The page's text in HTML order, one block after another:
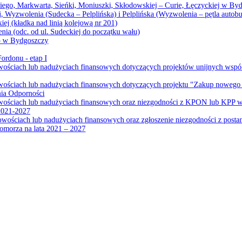
Markwarta, Sieńki, Moniuszki, Skłodowskiej – Curie, Łęczyckiej w
(Sudecka – Pelplińska) i Pelplińska (Wyzwolenia – pętla
(kładka nad linią kolejową nr 201)
(odc. od ul. Sudeckiej do początku wału)
w Bydgoszczy
- etap I
lub nadużyciach finansowych dotyczących projektów unijnych
lub nadużyciach finansowych dotyczących projektu "Zakup
Odporności
lub nadużyciach finansowych oraz niezgodności z KPON lub KPP
2027
lub nadużyciach finansowych oraz zgłoszenie niezgodności z
na lata 2021 – 2027